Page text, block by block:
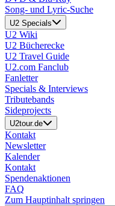
Song- und Lyric-Suche
U2 Specials
U2 Wiki
U2 Bücherecke
U2 Travel Guide
U2.com Fanclub
Fanletter
Specials & Interviews
Tributebands
Sideprojects
U2tour.de
Kontakt
Newsletter
Kalender
Kontakt
Spendenaktionen
FAQ
Zum Hauptinhalt springen